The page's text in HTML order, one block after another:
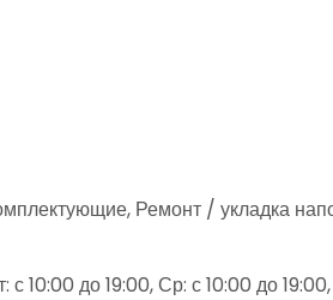
Ремонт / укладка
10:00 до 19:00, Ср: с 10:00 до